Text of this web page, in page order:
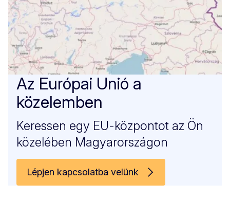
Az Európai Unió a
közelemben
Keressen egy EU-központot az Ön
közelében Magyarországon
Lépjen kapcsolatba velünk